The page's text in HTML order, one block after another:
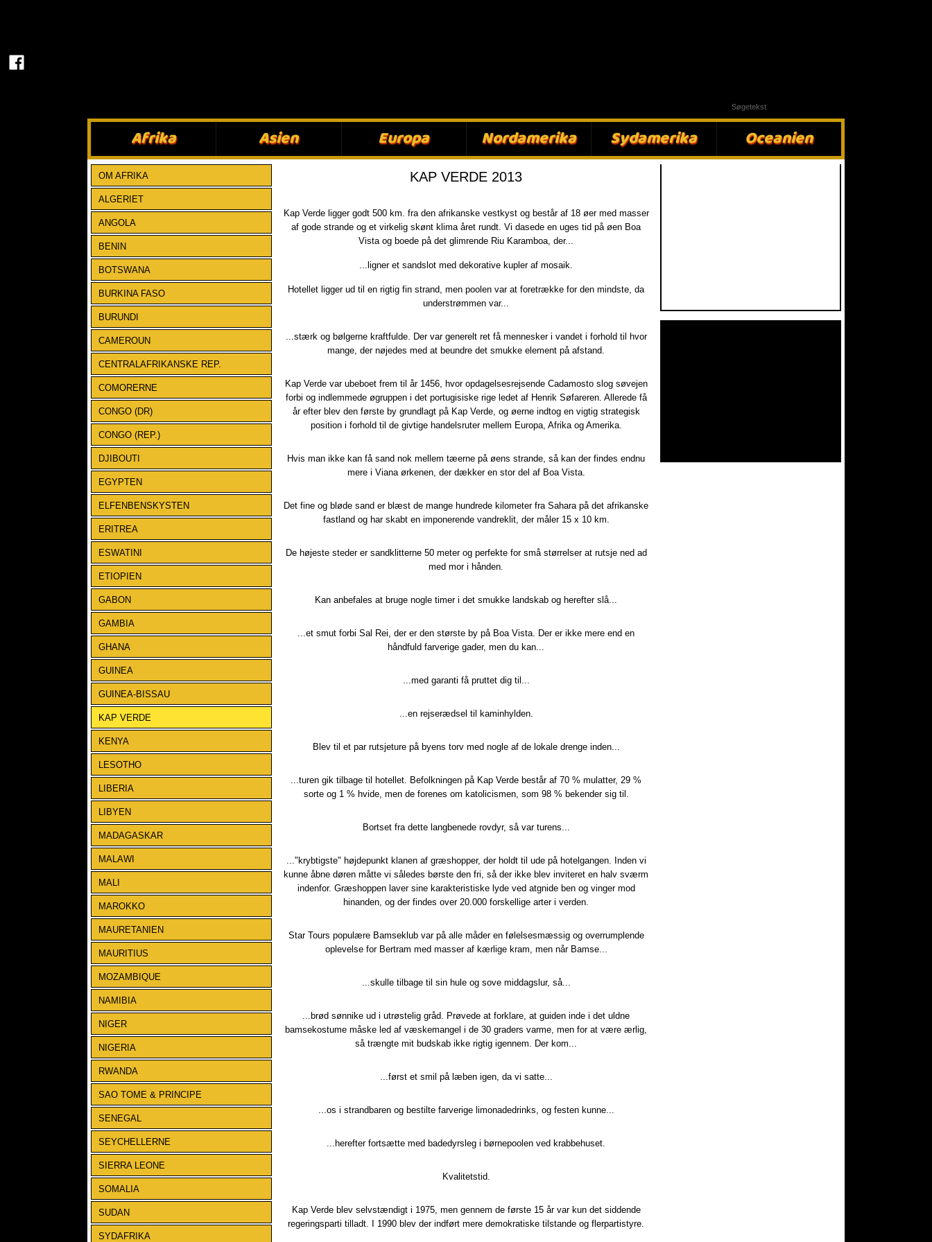
Afrika​ Asien​ Europa​ Nordamerika​ Sydamerika​ Oceanien​
OM AFRIKA
ALGERIET
ANGOLA
BENIN
BOTSWANA
BURKINA FASO
BURUNDI
CAMEROUN
CENTRALAFRIKANSKE REP.
COMORERNE
CONGO (DR)
CONGO (REP.)
DJIBOUTI
EGYPTEN
ELFENBENSKYSTEN
ERITREA
ESWATINI
ETIOPIEN
GABON
GAMBIA
GHANA
GUINEA
GUINEA-BISSAU
KAP VERDE
KENYA
LESOTHO
LIBERIA
LIBYEN
MADAGASKAR
MALAWI
MALI
MAROKKO
MAURETANIEN
MAURITIUS
MOZAMBIQUE
NAMIBIA
NIGER
NIGERIA
RWANDA
SAO TOME & PRINCIPE
SENEGAL
SEYCHELLERNE
SIERRA LEONE
SOMALIA
SUDAN
SYDAFRIKA
​KAP VERDE 2013​
Kap Verde ligger godt 500 km. fra den afrikanske vestkyst og består af 18 øer med masser
af gode strande og et virkelig skønt klima året rundt. Vi dasede en uges tid på øen Boa
Vista og boede på det glimrende Riu Karamboa, der...​
...ligner et sandslot med dekorative kupler af mosaik.​
Hotellet ligger ud til en rigtig fin strand, men poolen var at foretrække for den mindste, da
understrømmen var...​
...stærk og bølgerne kraftfulde. Der var generelt ret få mennesker i vandet i forhold til hvor
mange, der nøjedes med at beundre det smukke element på afstand.​
Kap Verde var ubeboet frem til år 1456, hvor opdagelsesrejsende Cadamosto slog søvejen
forbi og indlemmede øgruppen i det portugisiske rige ledet af Henrik Søfareren. Allerede få
år efter blev den første by grundlagt på Kap Verde, og øerne indtog en vigtig strategisk
position i forhold til de givtige handelsruter mellem Europa, Afrika og Amerika.
Hvis man ikke kan få sand nok mellem tæerne på øens strande, så kan der findes endnu
mere i Viana ørkenen, der dækker en stor del af Boa Vista.
Det fine og bløde sand er blæst de mange hundrede kilometer fra Sahara på det afrikanske
fastland og har skabt en imponerende vandreklit, der måler 15 x 10 km.
De højeste steder er sandklitterne 50 meter og perfekte for små størrelser at rutsje ned ad
med mor i hånden.
Kan anbefales at bruge nogle timer i det smukke landskab og herefter slå...
...et smut forbi Sal Rei, der er den største by på Boa Vista. Der er ikke mere end en
håndfuld farverige gader, men du kan...
...med garanti få pruttet dig til...
...en rejserædsel til kaminhylden.
Blev til et par rutsjeture på byens torv med nogle af de lokale drenge inden...
...turen gik tilbage til hotellet. Befolkningen på Kap Verde består af 70 % mulatter, 29 %
sorte og 1 % hvide, men de forenes om katolicismen, som 98 % bekender sig til.
Bortset fra dette langbenede rovdyr, så var turens...
..."krybtigste" højdepunkt klanen af græshopper, der holdt til ude på hotelgangen. Inden vi
kunne åbne døren måtte vi således børste den fri, så der ikke blev inviteret en halv sværm
indenfor. Græshoppen laver sine karakteristiske lyde ved atgnide ben og vinger mod
hinanden, og der findes over 20.000 forskellige arter i verden.
Star Tours populære Bamseklub var på alle måder en følelsesmæssig og overrumplende
oplevelse for Bertram med masser af kærlige kram, men når Bamse...
...skulle tilbage til sin hule og sove middagslur, så...
...brød sønnike ud i utrøstelig gråd. Prøvede at forklare, at guiden inde i det uldne
bamsekostume måske led af væskemangel i de 30 graders varme, men for at være ærlig,
så trængte mit budskab ikke rigtig igennem. Der kom...
...først et smil på læben igen, da vi satte...
...os i strandbaren og bestilte farverige limonadedrinks, og festen kunne...
...herefter fortsætte med badedyrsleg i børnepoolen ved krabbehuset.
Kvalitetstid.
Kap Verde blev selvstændigt i 1975, men gennem de første 15 år var kun det siddende
regeringsparti tilladt. I 1990 blev der indført mere demokratiske tilstande og flerpartistyre.